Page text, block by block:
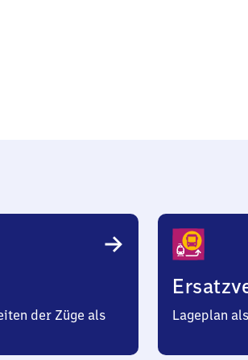
der Züge als
Lageplan